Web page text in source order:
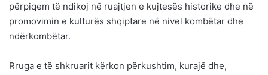
përpiqem të ndikoj në ruajtjen e kujtesës historike dhe në
promovimin e kulturës shqiptare në nivel kombëtar dhe
ndërkombëtar.
Rruga e të shkruarit kërkon përkushtim, kurajë dhe,